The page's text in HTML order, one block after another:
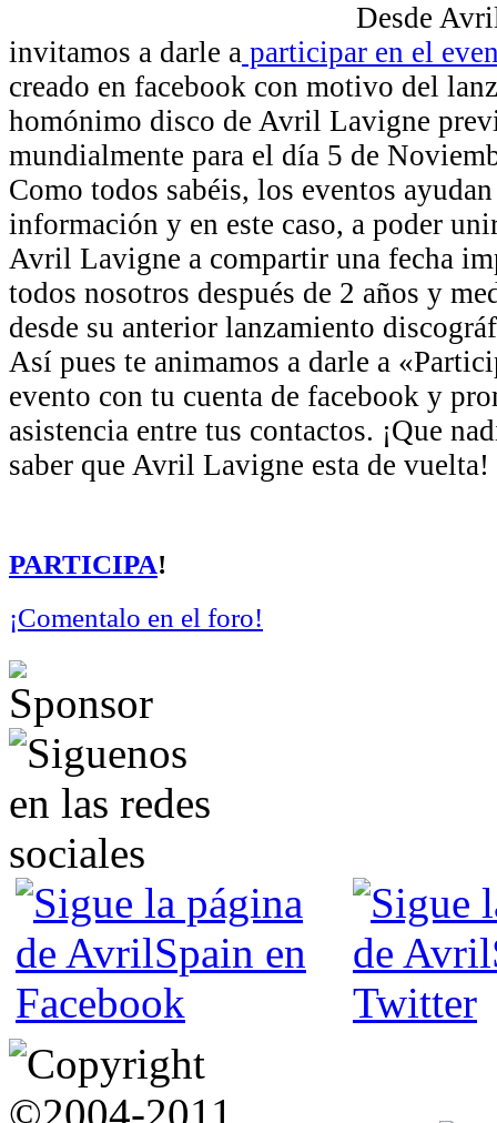
Desde
invitamos a darle a participar en el
creado en facebook con motivo del
homónimo disco de Avril Lavigne
mundialmente para el día 5 de
Como todos sabéis, los eventos
información y en este caso, a poder
Avril Lavigne a compartir una fecha
todos nosotros después de 2 años y
desde su anterior lanzamiento
Así pues te animamos a darle a
evento con tu cuenta de facebook y
asistencia entre tus contactos. ¡Que
saber que Avril Lavigne esta de vuelta!
PARTICIPA!
¡Comentalo en el foro!